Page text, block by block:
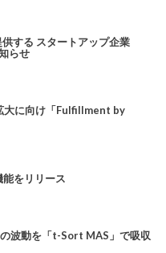
する スタートアップ企業
らせ
大に向け「Fulfillment by
をリリース
波動を「t-Sort MAS」で吸収